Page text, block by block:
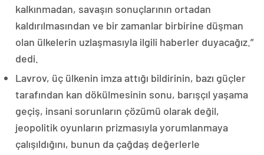
kalkınmadan, savaşın sonuçlarının ortadan
kaldırılmasından ve bir zamanlar birbirine düşman
olan ülkelerin uzlaşmasıyla ilgili haberler duyacağız.”
dedi.
Lavrov, üç ülkenin imza attığı bildirinin, bazı güçler
tarafından kan dökülmesinin sonu, barışçıl yaşama
geçiş, insani sorunların çözümü olarak değil,
jeopolitik oyunların prizmasıyla yorumlanmaya
çalışıldığını, bunun da çağdaş değerlerle